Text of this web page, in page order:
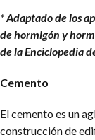
* Adaptado de los
de hormigón y
de la Enciclopedia
Cemento
El cemento es un
construcción de